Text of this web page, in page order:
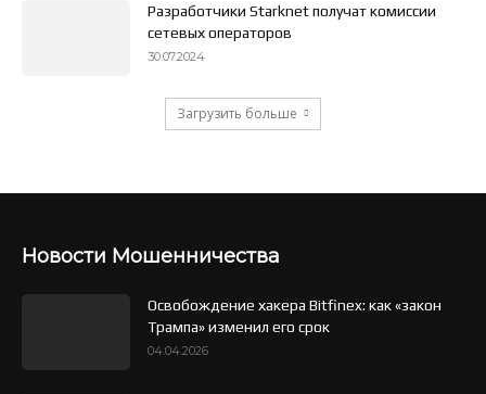
Разработчики Starknet получат комиссии
сетевых операторов
30.07.2024
Загрузить больше
Новости Мошенничества
Освобождение хакера Bitfinex: как «закон
Трампа» изменил его срок
04.04.2026